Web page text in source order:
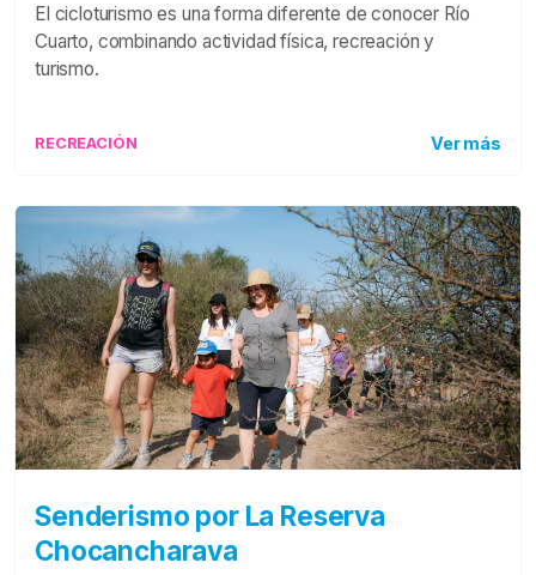
El cicloturismo es una forma diferente de conocer Río
Cuarto, combinando actividad física, recreación y
turismo.
RECREACIÓN Ver más
Senderismo por La Reserva
Chocancharava